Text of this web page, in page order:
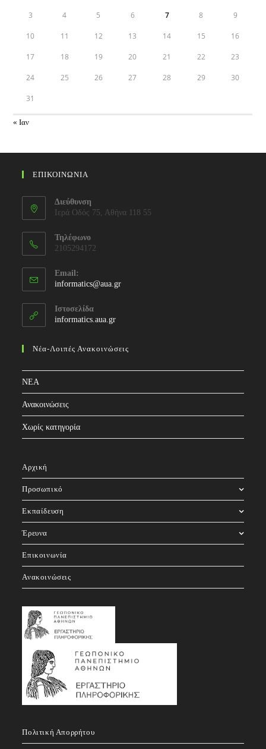
3 4 5 6 7 8 9
10 11 12 13 14 15 16
17 18 19 20 21 22 23
24 25 26 27 28 29 30
31
« Ιαν
ΕΠΙΚΟΙΝΩΝΙΑ
Διεύθυνση
Ιερά Οδός 75, Αθήνα 118 55
Τηλέφωνο
2105294172
Email:
informatics@aua.gr
Ιστοσελίδα
informatics.aua.gr
Νέα-Λοιπές Ανακοινώσεις
NEA
Ανακοινώσεις
Χωρίς κατηγορία
Αρχική
Προσωπικό
Εκπαίδευση
Έρευνα
Επικοινωνία
Ανακοινώσεις
Πολιτική Απορρήτου